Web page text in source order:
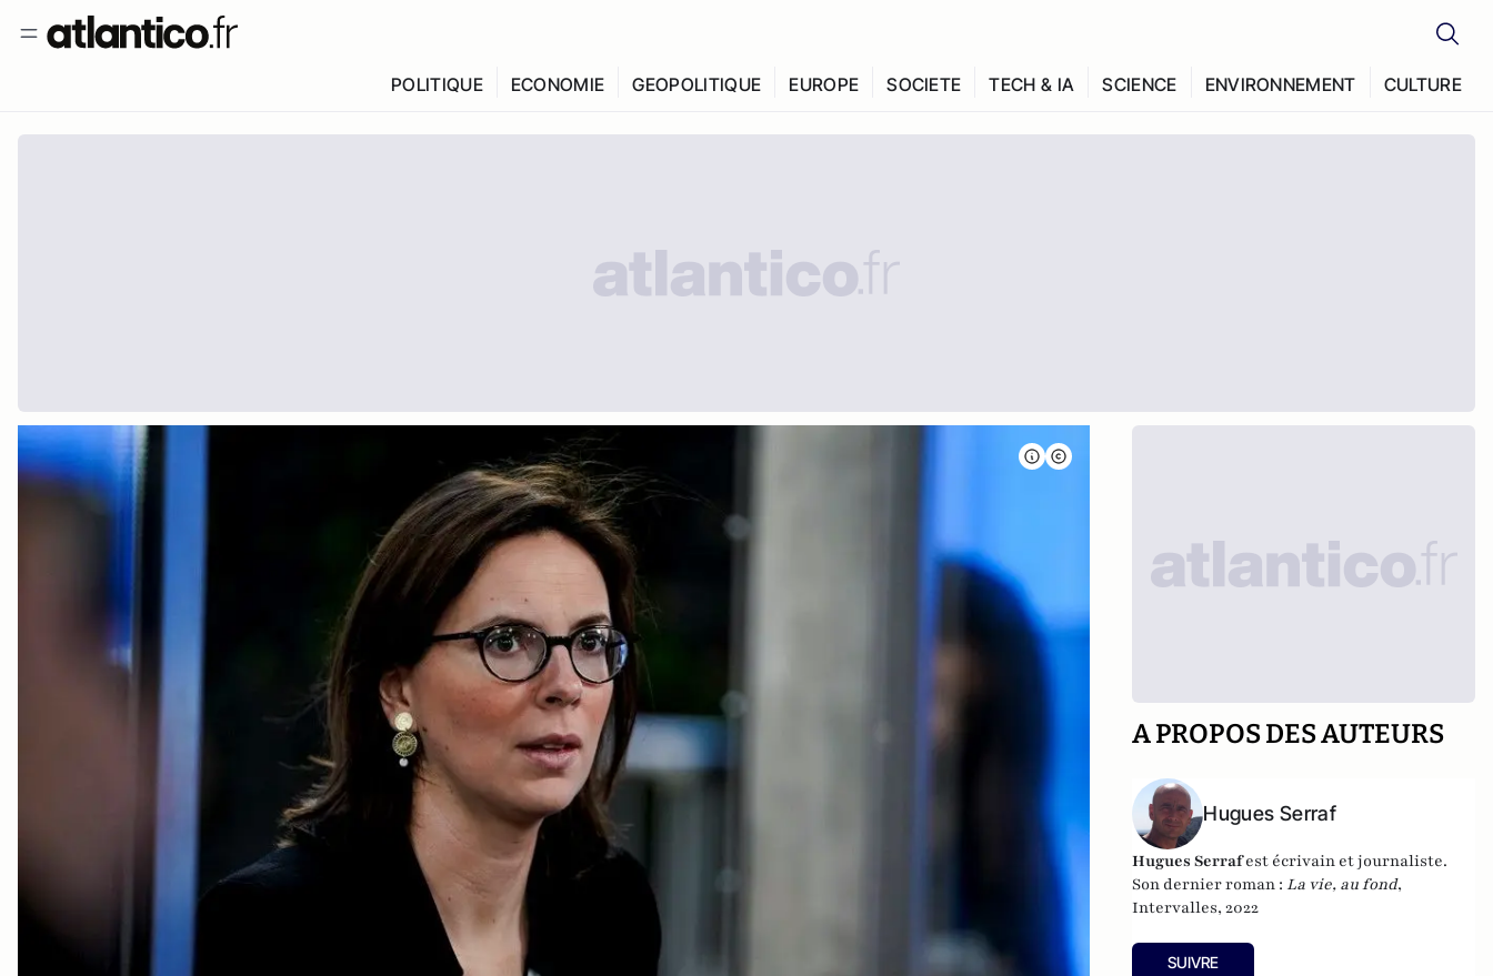
POLITIQUE ECONOMIE GEOPOLITIQUE EUROPE SOCIETE TECH & IA SCIENCE ENVIRONNEMENT CULTURE
A PROPOS DES AUTEURS
Hugues Serraf
Hugues Serrafest écrivain et journaliste.
Son dernier roman : La vie, au fond,
Intervalles, 2022
SUIVRE